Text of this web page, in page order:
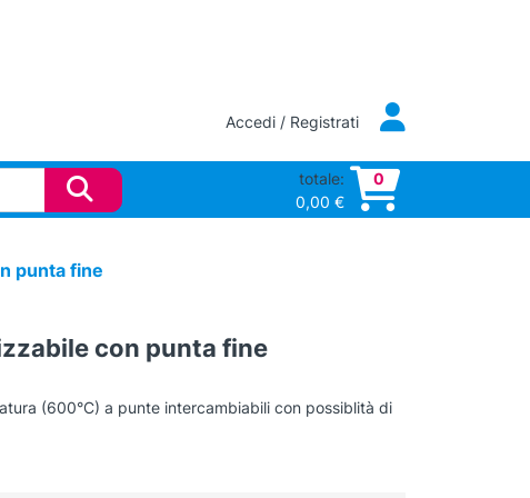
Accedi / Registrati
totale:
0,00 €
0
punta fine
con punta fine
(600°C) a punte intercambiabili con possiblità di